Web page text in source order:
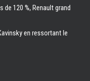
120 %, Renault grand
en ressortant le